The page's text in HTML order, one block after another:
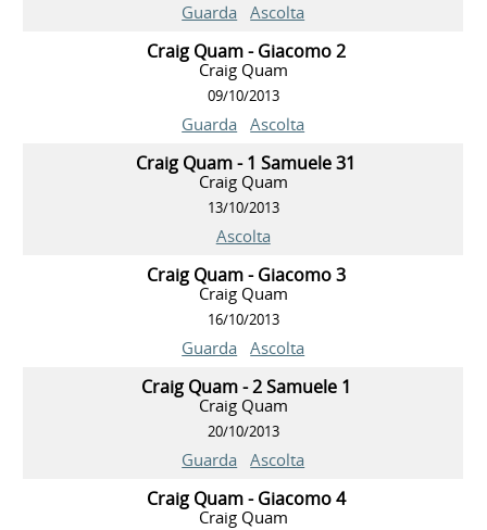
Guarda Ascolta
Craig Quam - Giacomo 2
Craig Quam
09/10/2013
Guarda Ascolta
Craig Quam - 1 Samuele 31
Craig Quam
13/10/2013
Ascolta
Craig Quam - Giacomo 3
Craig Quam
16/10/2013
Guarda Ascolta
Craig Quam - 2 Samuele 1
Craig Quam
20/10/2013
Guarda Ascolta
Craig Quam - Giacomo 4
Craig Quam